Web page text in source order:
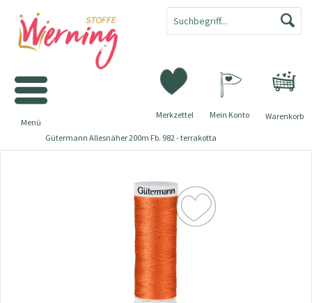
Warenkorb
Merkzettel Mein Konto
Menü
Gütermann Allesnäher 200m Fb. 982 - terrakotta